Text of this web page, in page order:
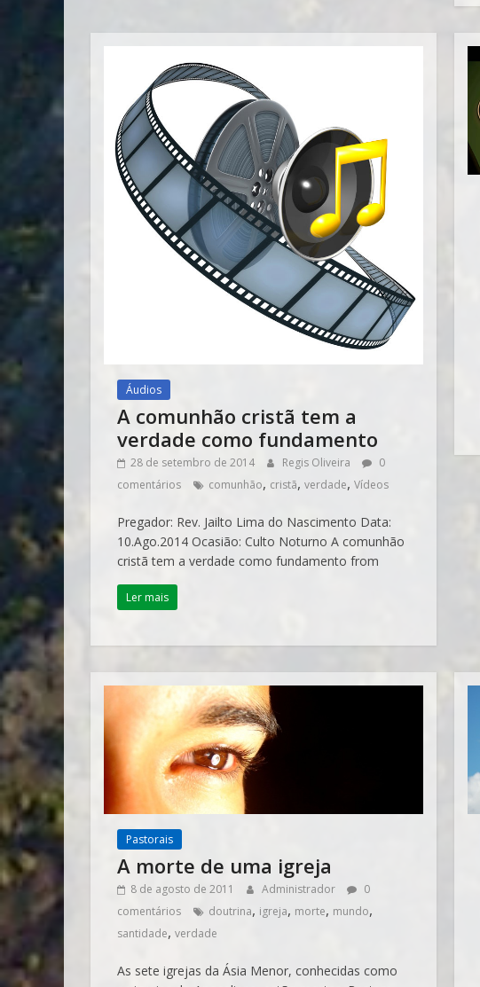
Áudios
A comunhão cristã tem a
verdade como fundamento
28 de setembro de 2014 Regis Oliveira
0
comentários
comunhão, cristã, verdade, Vídeos
Pregador: Rev. Jailto Lima do Nascimento Data:
10.Ago.2014 Ocasião: Culto Noturno A comunhão
cristã tem a verdade como fundamento from
Ler mais
Pastorais
A morte de uma igreja
8 de agosto de 2011 Administrador
0
comentários
doutrina, igreja, morte, mundo,
santidade, verdade
As sete igrejas da Ásia Menor, conhecidas como